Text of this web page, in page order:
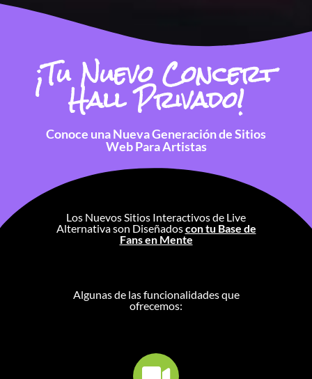
¡Tu Nuevo Concert
Hall Privado!
Conoce una Nueva Generación de Sitios
Web Para Artistas
Los Nuevos Sitios Interactivos de Live
Alternativa son Diseñadoscon tu Base de
Fans en Mente
Algunas de las funcionalidades que
ofrecemos: